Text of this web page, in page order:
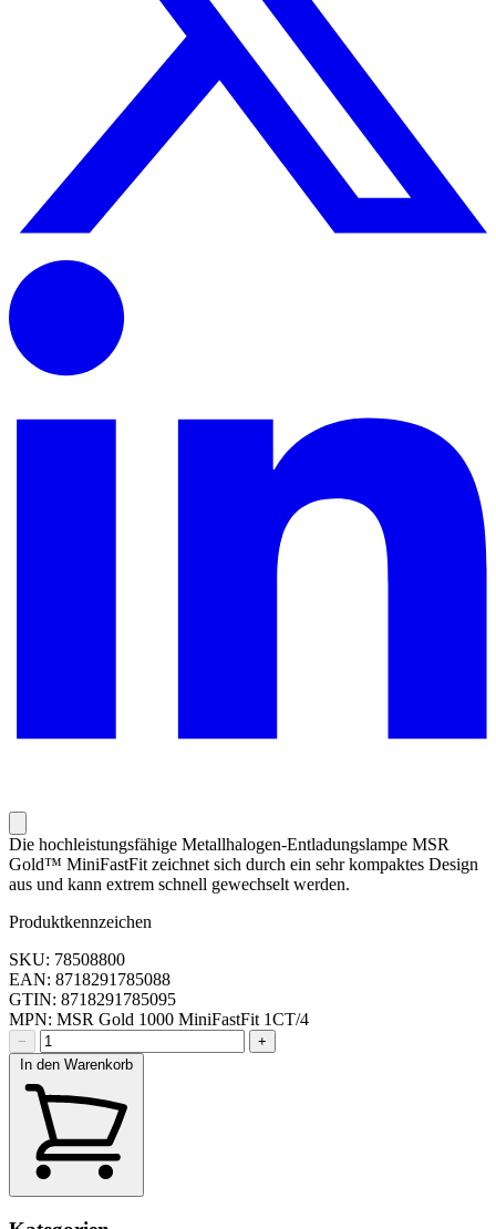
Die hochleistungsfähige Metallhalogen-Entladungslampe MSR
Gold™ MiniFastFit zeichnet sich durch ein sehr kompaktes Design
aus und kann extrem schnell gewechselt werden.
Produktkennzeichen
SKU: 78508800
EAN: 8718291785088
GTIN: 8718291785095
MPN: MSR Gold 1000 MiniFastFit 1CT/4
−
+
In den Warenkorb